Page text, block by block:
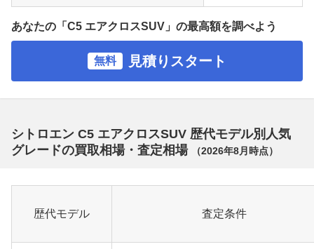
あなたの「C5 エアクロスSUV」の最高額を調べよう
無料 見積りスタート
シトロエン C5 エアクロスSUV 歴代モデル別人気
グレードの買取相場・査定相場
（2026年8月 時点）
歴代モデル 査定条件